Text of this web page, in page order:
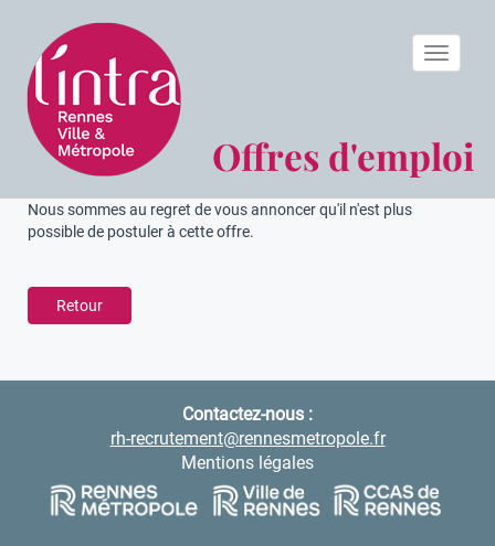
Offres d'emploi
Toggle
Nous sommes au regret de vous annoncer qu'il n'est plus
possible de postuler à cette offre.
Retour
Contactez-nous :
rh-recrutement@rennesmetropole.fr
Mentions légales